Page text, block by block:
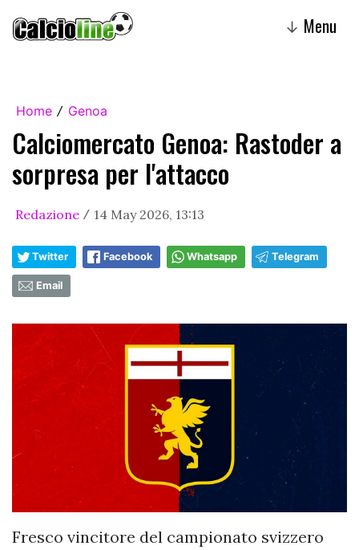
↓ Menu
Home / Genoa
Calciomercato Genoa: Rastoder a
sorpresa per l'attacco
Redazione / 14 May 2026, 13:13
Twitter Facebook Whatsapp Telegram
Email
Fresco vincitore del campionato svizzero